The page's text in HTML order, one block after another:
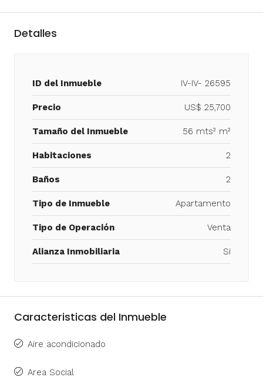
Detalles
ID del Inmueble IV-IV- 26595
Precio US$ 25,700
Tamaño del Inmueble 56 mts² m²
Habitaciones 2
Baños 2
Tipo de Inmueble Apartamento
Tipo de Operación Venta
Alianza Inmobiliaria Si
Caracteristicas del Inmueble
Aire acondicionado
Area Social